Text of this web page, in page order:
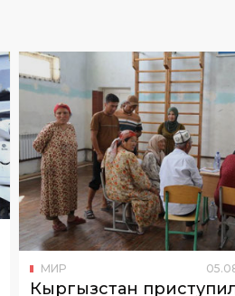
МИР 05
Кыргызстан
оформлению
сел от Узбекистана
Совместная рабочая группа